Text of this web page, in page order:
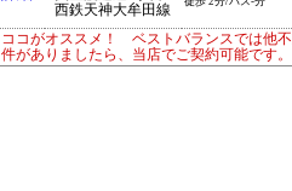
西鉄天神大牟田線
ココがオススメ！ ベストバランスでは他
件がありましたら、当店でご契約可能です。